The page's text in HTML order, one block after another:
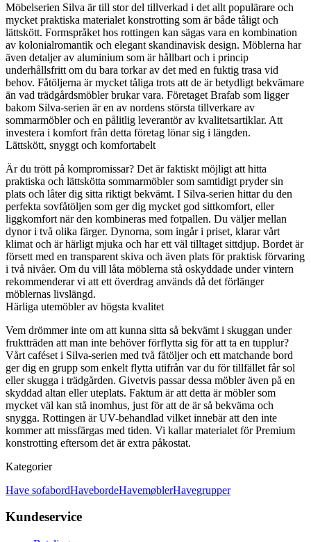
Möbelserien Silva är till stor del tillverkad i det allt populärare och
mycket praktiska materialet konstrotting som är både tåligt och
lättskött. Formspråket hos rottingen kan sägas vara en kombination
av kolonialromantik och elegant skandinavisk design. Möblerna har
även detaljer av aluminium som är hållbart och i princip
underhållsfritt om du bara torkar av det med en fuktig trasa vid
behov. Fåtöljerna är mycket tåliga trots att de är betydligt bekvämare
än vad trädgårdsmöbler brukar vara. Företaget Brafab som ligger
bakom Silva-serien är en av nordens största tillverkare av
sommarmöbler och en pålitlig leverantör av kvalitetsartiklar. Att
investera i komfort från detta företag lönar sig i längden.
Lättskött, snyggt och komfortabelt
Är du trött på kompromissar? Det är faktiskt möjligt att hitta
praktiska och lättskötta sommarmöbler som samtidigt pryder sin
plats och låter dig sitta riktigt bekvämt. I Silva-serien hittar du den
perfekta sovfåtöljen som ger dig mycket god sittkomfort, eller
liggkomfort när den kombineras med fotpallen. Du väljer mellan
dynor i två olika färger. Dynorna, som ingår i priset, klarar vårt
klimat och är härligt mjuka och har ett väl tilltaget sittdjup. Bordet är
försett med en transparent skiva och även plats för praktisk förvaring
i två nivåer. Om du vill låta möblerna stå oskyddade under vintern
rekommenderar vi att ett överdrag används då det förlänger
möblernas livslängd.
Härliga utemöbler av högsta kvalitet
Vem drömmer inte om att kunna sitta så bekvämt i skuggan under
fruktträden att man inte behöver förflytta sig för att ta en tupplur?
Vårt caféset i Silva-serien med två fåtöljer och ett matchande bord
ger dig en grupp som enkelt flytta utifrån var du för tillfället får sol
eller skugga i trädgården. Givetvis passar dessa möbler även på en
skyddad altan eller uteplats. Faktum är att detta är möbler som
mycket väl kan stå inomhus, just för att de är så bekväma och
snygga. Rottingen är UV-behandlad vilket innebär att den inte
kommer att missfärgas med tiden. Vi kallar materialet för Premium
konstrotting eftersom det är extra påkostat.
Kategorier
Have sofabordHavebordeHavemøblerHavegrupper
Kundeservice